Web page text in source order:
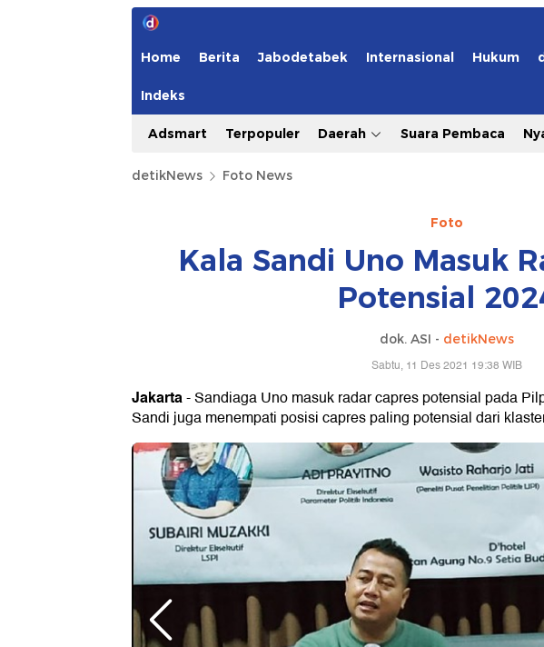
Home Berita Jabodetabek Internasional Hukum
Indeks
Adsmart Terpopuler Daerah Suara Pembaca
detikNews Foto News
Foto
Kala Sandi Uno Masuk
Potensial
dok. ASI - detikNews
Sabtu, 11 Des 2021 19:38 WIB
Jakarta- Sandiaga Uno masuk radar capres potensial pada
Sandi juga menempati posisi capres paling potensial dari